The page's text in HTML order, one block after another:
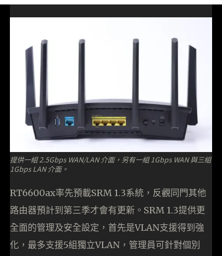
提供一組 2.5Gbps WAN/LAN 介面，另有一組 1Gbps WAN 與三組
1Gbps LAN 介面。
RT6600ax率先預載SRM 1.3系統，反觀同門其他
路由器預計到第三季才會有更新。SRM 1.3提供更
全面的管理及安全設定，首先是VLAN支援得到強
化，最多支援5組獨立VLAN，管理員可針對個別